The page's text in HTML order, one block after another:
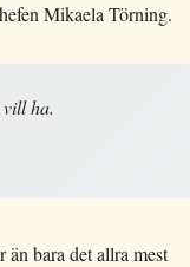
Mikaela Törning.
ha.
bara det allra mest